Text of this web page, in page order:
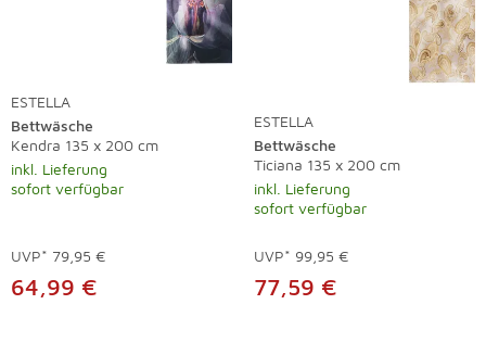
ESTELLA
Bettwäsche
Kendra 135 x 200 cm
inkl. Lieferung
sofort verfügbar
UVP* 79,95 €
64,99 €
ESTELLA
Bettwäsche
Ticiana 135 x 200 cm
inkl. Lieferung
sofort verfügbar
UVP* 99,95 €
77,59 €